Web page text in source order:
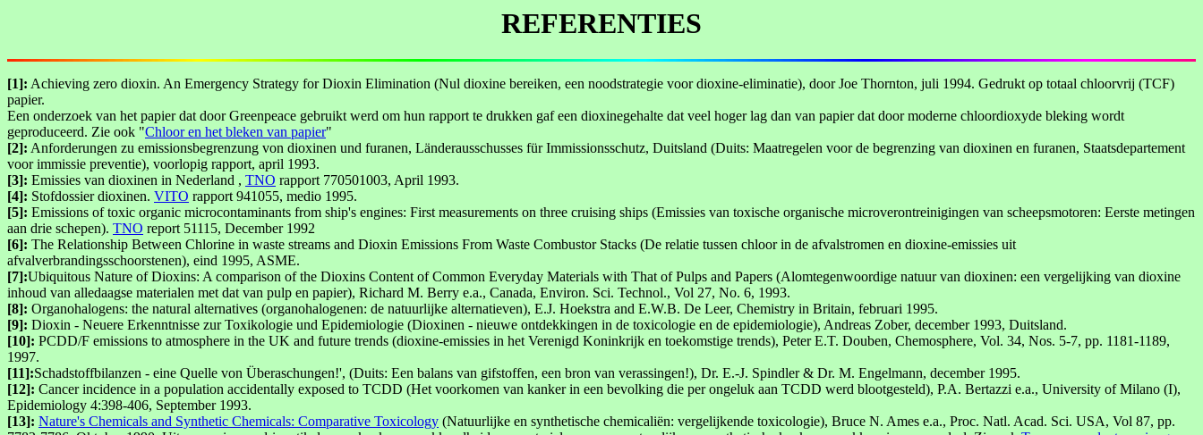
REFERENTIES
[1]: Achieving zero dioxin. An Emergency Strategy for Dioxin Elimination (Nul dioxine bereiken, een noodstrategie voor dioxine-eliminatie), door Joe Thornton, juli 1994. Gedrukt op totaal chloorvrij (TCF)
papier.
Een onderzoek van het papier dat door Greenpeace gebruikt werd om hun rapport te drukken gaf een dioxinegehalte dat veel hoger lag dan van papier dat door moderne chloordioxyde bleking wordt
geproduceerd. Zie ook "Chloor en het bleken van papier"
[2]: Anforderungen zu emissionsbegrenzung von dioxinen und furanen, Länderausschusses für Immissionsschutz, Duitsland (Duits: Maatregelen voor de begrenzing van dioxinen en furanen, Staatsdepartement
voor immissie preventie), voorlopig rapport, april 1993.
[3]: Emissies van dioxinen in Nederland , TNO rapport 770501003, April 1993.
[4]: Stofdossier dioxinen. VITO rapport 941055, medio 1995.
[5]: Emissions of toxic organic microcontaminants from ship's engines: First measurements on three cruising ships (Emissies van toxische organische microverontreinigingen van scheepsmotoren: Eerste metingen
aan drie schepen). TNO report 51115, December 1992
[6]: The Relationship Between Chlorine in waste streams and Dioxin Emissions From Waste Combustor Stacks (De relatie tussen chloor in de afvalstromen en dioxine-emissies uit
afvalverbrandingsschoorstenen), eind 1995, ASME.
[7]:Ubiquitous Nature of Dioxins: A comparison of the Dioxins Content of Common Everyday Materials with That of Pulps and Papers (Alomtegenwoordige natuur van dioxinen: een vergelijking van dioxine
inhoud van alledaagse materialen met dat van pulp en papier), Richard M. Berry e.a., Canada, Environ. Sci. Technol., Vol 27, No. 6, 1993.
[8]: Organohalogens: the natural alternatives (organohalogenen: de natuurlijke alternatieven), E.J. Hoekstra and E.W.B. De Leer, Chemistry in Britain, februari 1995.
[9]: Dioxin - Neuere Erkenntnisse zur Toxikologie und Epidemiologie (Dioxinen - nieuwe ontdekkingen in de toxicologie en de epidemiologie), Andreas Zober, december 1993, Duitsland.
[10]: PCDD/F emissions to atmosphere in the UK and future trends (dioxine-emissies in het Verenigd Koninkrijk en toekomstige trends), Peter E.T. Douben, Chemosphere, Vol. 34, Nos. 5-7, pp. 1181-1189,
1997.
[11]:Schadstoffbilanzen - eine Quelle von Überaschungen!', (Duits: Een balans van gifstoffen, een bron van verassingen!), Dr. E.-J. Spindler & Dr. M. Engelmann, december 1995.
[12]: Cancer incidence in a population accidentally exposed to TCDD (Het voorkomen van kanker in een bevolking die per ongeluk aan TCDD werd blootgesteld), P.A. Bertazzi e.a., University of Milano (I),
Epidemiology 4:398-406, September 1993.
[13]: Nature's Chemicals and Synthetic Chemicals: Comparative Toxicology (Natuurlijke en synthetische chemicaliën: vergelijkende toxicologie), Bruce N. Ames e.a., Proc. Natl. Acad. Sci. USA, Vol 87, pp.